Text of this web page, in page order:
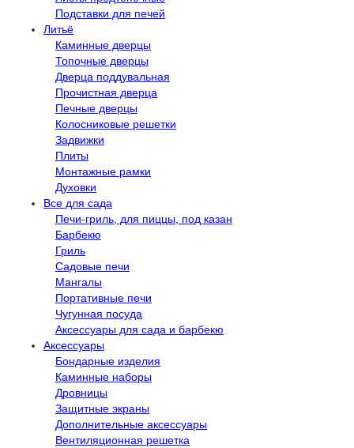
Подставки для печей
Литьё
Каминные дверцы
Топочные дверцы
Дверца поддувальная
Прочистная дверца
Печные дверцы
Колосниковые решетки
Задвижки
Плиты
Монтажные рамки
Духовки
Все для сада
Печи-гриль, для пиццы, под казан
Барбекю
Гриль
Садовые печи
Мангалы
Портативные печи
Чугунная посуда
Аксессуары для сада и барбекю
Аксессуары
Бондарные изделия
Каминные наборы
Дровницы
Защитные экраны
Дополнительные аксессуары
Вентиляционная решетка